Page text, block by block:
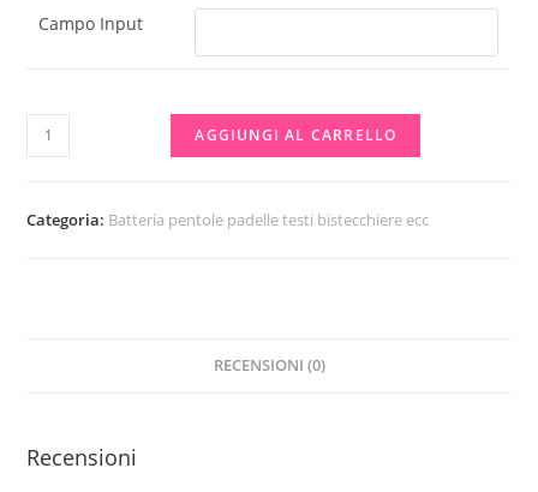
Campo Input
Tris
padelle
20-
AGGIUNGI AL CARRELLO
Categoria: Batteria pentole padelle testi bistecchiere ecc
RECENSIONI (0)
Recensioni